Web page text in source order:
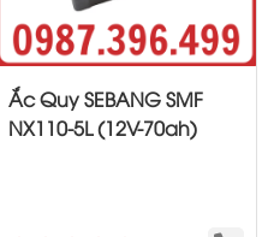
Ắc Quy SEBANG SMF
NX110-5L (12V-70ah)